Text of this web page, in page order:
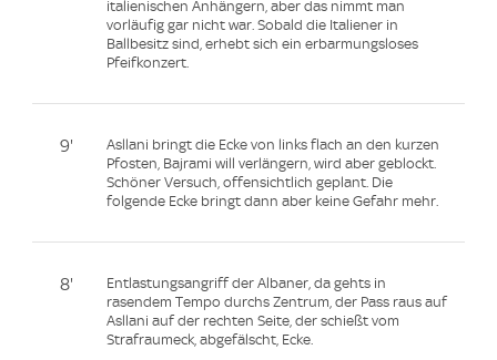
italienischen Anhängern, aber das nimmt man
vorläufig gar nicht war. Sobald die Italiener in
Ballbesitz sind, erhebt sich ein erbarmungsloses
Pfeifkonzert.
9'
Asllani bringt die Ecke von links flach an den kurzen
Pfosten, Bajrami will verlängern, wird aber geblockt.
Schöner Versuch, offensichtlich geplant. Die
folgende Ecke bringt dann aber keine Gefahr mehr.
8'
Entlastungsangriff der Albaner, da gehts in
rasendem Tempo durchs Zentrum, der Pass raus auf
Asllani auf der rechten Seite, der schießt vom
Strafraumeck, abgefälscht, Ecke.